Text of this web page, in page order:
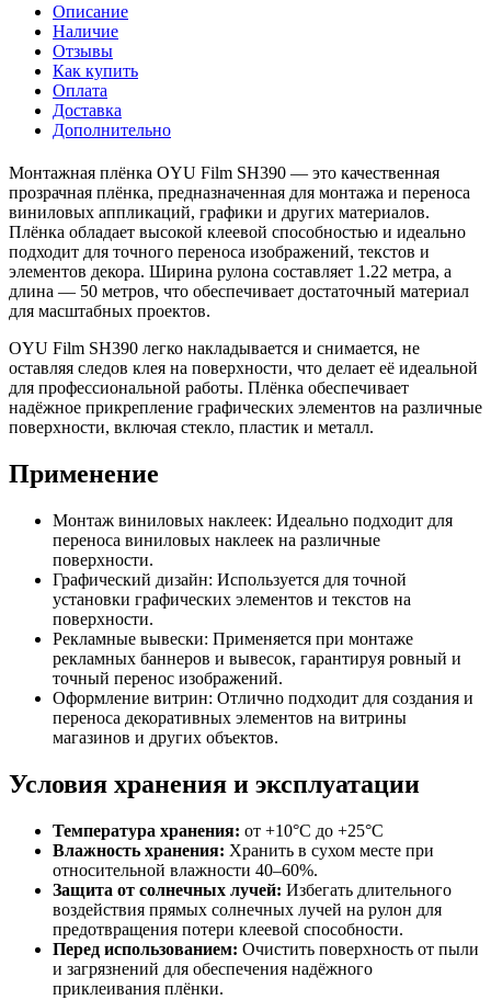
Описание
Наличие
Отзывы
Как купить
Оплата
Доставка
Дополнительно
Монтажная плёнка OYU Film SH390 — это качественная
прозрачная плёнка, предназначенная для монтажа и переноса
виниловых аппликаций, графики и других материалов.
Плёнка обладает высокой клеевой способностью и идеально
подходит для точного переноса изображений, текстов и
элементов декора. Ширина рулона составляет 1.22 метра, а
длина — 50 метров, что обеспечивает достаточный материал
для масштабных проектов.
OYU Film SH390 легко накладывается и снимается, не
оставляя следов клея на поверхности, что делает её идеальной
для профессиональной работы. Плёнка обеспечивает
надёжное прикрепление графических элементов на различные
поверхности, включая стекло, пластик и металл.
Применение
Монтаж виниловых наклеек: Идеально подходит для
переноса виниловых наклеек на различные
поверхности.
Графический дизайн: Используется для точной
установки графических элементов и текстов на
поверхности.
Рекламные вывески: Применяется при монтаже
рекламных баннеров и вывесок, гарантируя ровный и
точный перенос изображений.
Оформление витрин: Отлично подходит для создания и
переноса декоративных элементов на витрины
магазинов и других объектов.
Условия хранения и эксплуатации
Температура хранения: от +10°C до +25°C
Влажность хранения: Хранить в сухом месте при
относительной влажности 40–60%.
Защита от солнечных лучей: Избегать длительного
воздействия прямых солнечных лучей на рулон для
предотвращения потери клеевой способности.
Перед использованием: Очистить поверхность от пыли
и загрязнений для обеспечения надёжного
приклеивания плёнки.